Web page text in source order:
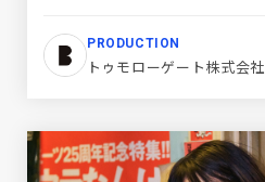
PRODUCTION
トゥモローゲート株式会社